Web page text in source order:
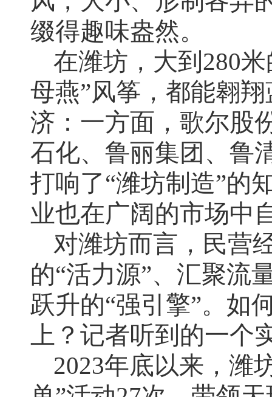
缀得趣味盎然。
在潍坊，大到280
母燕”风筝，都能翱
济：一方面，歌尔股
石化、鲁丽集团、鲁
打响了“潍坊制造”的
业也在广阔的市场中
对潍坊而言，民营
的“活力源”、汇聚流
跃升的“强引擎”。如
上？记者听到的一
2023年底以来，潍